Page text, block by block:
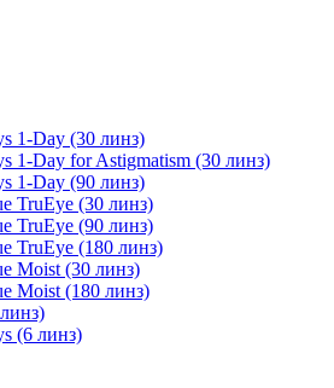
1-Day (30 линз)
1-Day for Astigmatism (30 линз)
1-Day (90 линз)
TruEye (30 линз)
TruEye (90 линз)
TruEye (180 линз)
Moist (30 линз)
Moist (180 линз)
(6 линз)